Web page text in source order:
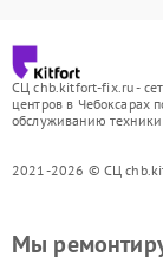
СЦ chb.kitfort-fix.ru -
центров в Чебоксарах
обслуживанию
2021-2026 © СЦ
Мы